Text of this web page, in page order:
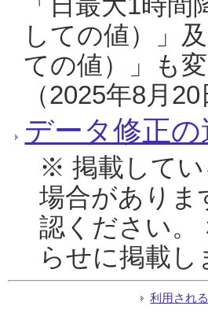
しての値）」
ての値）」も
（2025年8月20
データ修正
※ 掲載してい
場合がありま
認ください。
らせに掲載し
利用され